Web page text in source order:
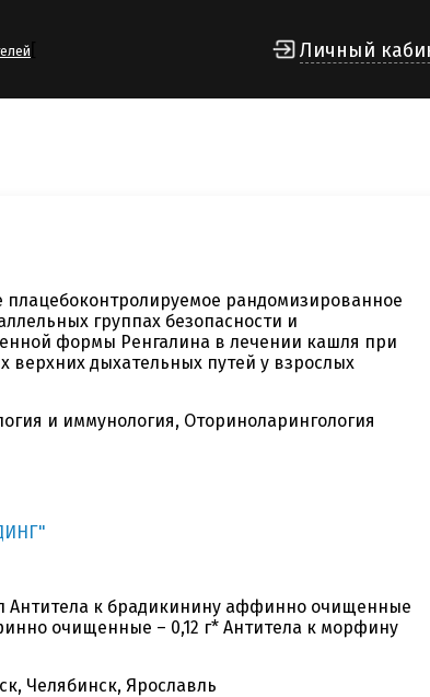
Личный
плацебоконтролируемое рандомизированное
группах безопасности и
формы Ренгалина в лечении кашля при
дыхательных путей у взрослых
и иммунология, Оториноларингология
Антитела к брадикинину аффинно очищенные
очищенные – 0,12 г* Антитела к морфину
Челябинск, Ярославль